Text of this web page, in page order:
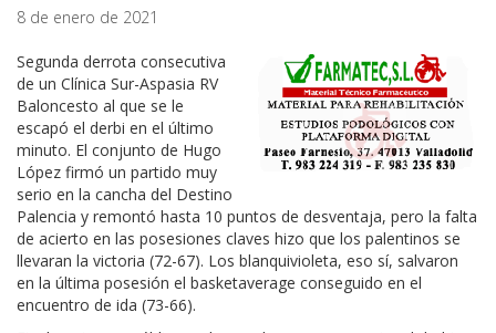
8 de enero de 2021
Segunda derrota consecutiva
de un Clínica Sur-Aspasia RV
Baloncesto al que se le
escapó el derbi en el último
minuto. El conjunto de Hugo
López firmó un partido muy
serio en la cancha del Destino
Palencia y remontó hasta 10 puntos de desventaja, pero la falta
de acierto en las posesiones claves hizo que los palentinos se
llevaran la victoria (72-67). Los blanquivioleta, eso sí, salvaron
en la última posesión el basketaverage conseguido en el
encuentro de ida (73-66).